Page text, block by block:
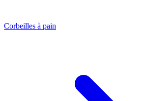
Corbeilles à pain